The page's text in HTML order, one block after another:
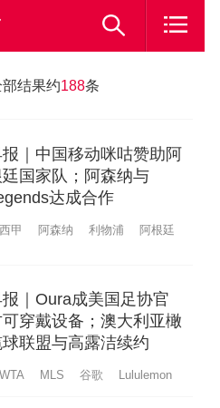
结果约188条
｜中国移动咪咕赞助阿
国家队；阿森纳与
达成合作
西甲 阿森纳 利物浦
阿根廷
｜Oura成美国足协官
穿戴设备；澳大利亚橄
联盟与高露洁续约
WTA MLS 谷歌 Lululemon